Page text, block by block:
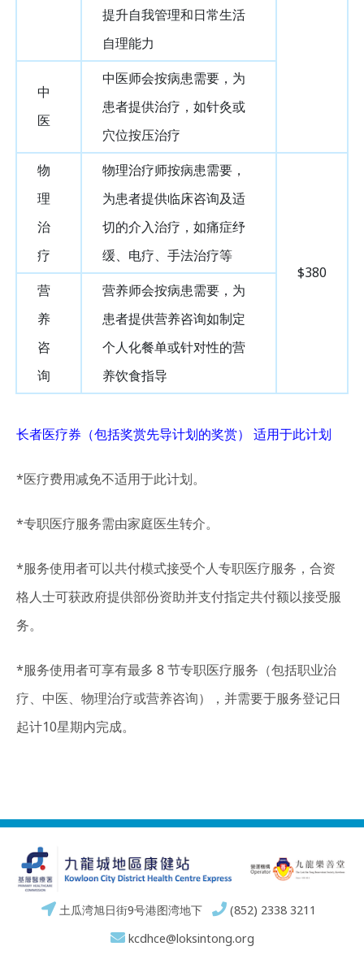
提升自我管理和日常生活
自理能力
中
医
中医师会按病患需要，为
患者提供治疗，如针灸或
穴位按压治疗
物
理
治
疗
物理治疗师按病患需要，
为患者提供临床咨询及适
切的介入治疗，如痛症纾
缓、电疗、手法治疗等
$380
营
养
咨
询
营养师会按病患需要，为
患者提供营养咨询如制定
个人化餐单或针对性的营
养饮食指导
长者医疗券（包括奖赏先导计划的奖赏） 适用于此计划
*医疗费用减免不适用于此计划。
*专职医疗服务需由家庭医生转介。
*服务使用者可以共付模式接受个人专职医疗服务，合资
格人士可获政府提供部份资助并支付指定共付额以接受服
务。
*服务使用者可享有最多 8 节专职医疗服务（包括职业治
疗、中医、物理治疗或营养咨询），并需要于服务登记日
起计10星期内完成。
土瓜湾旭日街9号港图湾地下
(852) 2338 3211
kcdhce@loksintong.org